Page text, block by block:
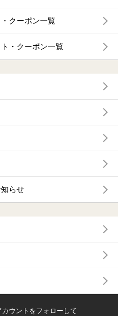
クーポン一覧
・クーポン一覧
らせ
ウントをフォローして